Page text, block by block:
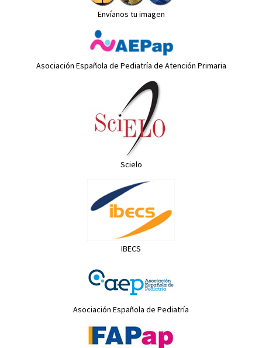
Envíanos tu imagen
Asociación Española de Pediatría de Atención Primaria
Scielo
IBECS
Asociación Española de Pediatría